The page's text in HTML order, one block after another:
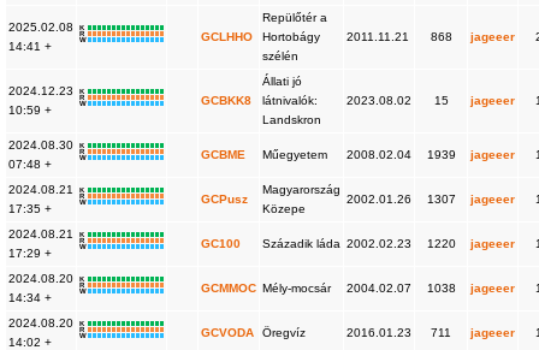
2025.02.08
14:41 +
K
R
W
GCLHHO
Repülőtér a
Hortobágy
szélén
2011.11.21 868 jageeer
2024.12.23
10:59 +
K
R
W
GCBKK8
Állati jó
látnivalók:
Landskron
2023.08.02 15 jageeer
2024.08.30
07:48 +
K
R
W
GCBME Műegyetem 2008.02.04 1939 jageeer
2024.08.21
17:35 +
K
R
W
GCPusz
Magyarország
Közepe
2002.01.26 1307 jageeer
2024.08.21
17:29 +
K
R
W
GC100 Századik láda 2002.02.23 1220 jageeer
2024.08.20
14:34 +
K
R
W
GCMMOC Mély-mocsár 2004.02.07 1038 jageeer
2024.08.20
14:02 +
K
R
W
GCVODA Öregvíz 2016.01.23 711 jageeer